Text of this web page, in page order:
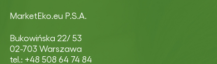
MarketEko.eu P.S.A.
Bukowińska 22/ 53
02-703 Warszawa
tel.: +48 508 64 74 84